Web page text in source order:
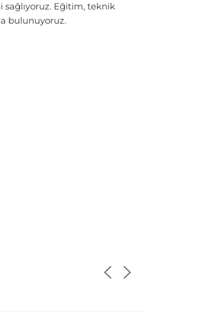
sağlıyoruz. Eğitim, teknik
bulunuyoruz.